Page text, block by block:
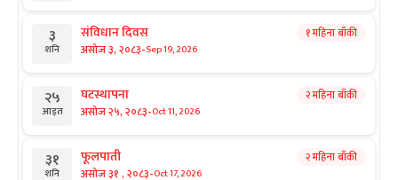
३
शनि
संविधान दिवस
असोज ३, २०८३-Sep 19, 2026
१ महिना बाँकी
२५
आइत
घटस्थापना
असोज २५, २०८३-Oct 11, 2026
२ महिना बाँकी
३१
शनि
फूलपाती
असोज ३१ , २०८३-Oct 17, 2026
२ महिना बाँकी